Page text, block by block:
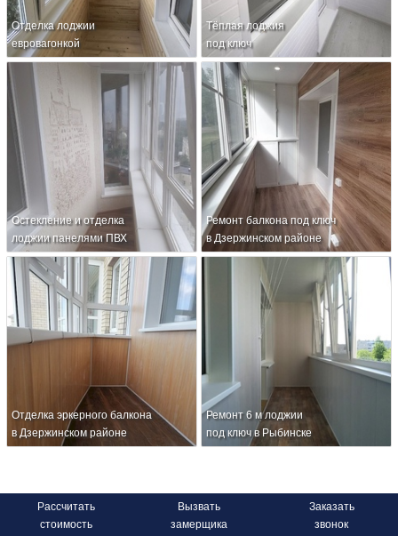
Отделка лоджии
евровагонкой
Тёплая лоджия
под ключ
Остекление и отделка
лоджии панелями ПВХ
Ремонт балкона под ключ
в Дзержинском районе
Отделка эркерного балкона
в Дзержинском районе
Ремонт 6 м лоджии
под ключ в Рыбинске
Рассчитать
стоимость
Вызвать
замерщика
Заказать
звонок